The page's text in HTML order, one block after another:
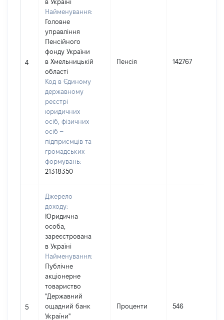
4
в Україні
Найменування:
Головне
управління
Пенсійного
фонду України
в Хмельницькій
області
Код в Єдиному
державному
реєстрі
юридичних
осіб, фізичних
осіб –
підприємців та
громадських
формувань:
21318350
Пенсія 142767
5
Джерело
доходу:
Юридична
особа,
зареєстрована
в Україні
Найменування:
Публічне
акціонерне
товариство
"Державний
ощадний банк
України"
Проценти 546